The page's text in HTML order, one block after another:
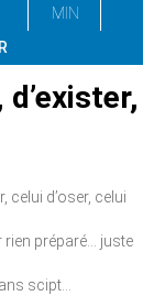
MIN
celui d’oser, celui
préparé... juste
scipt...